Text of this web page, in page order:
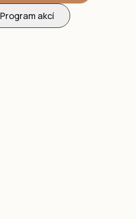
Program akcí